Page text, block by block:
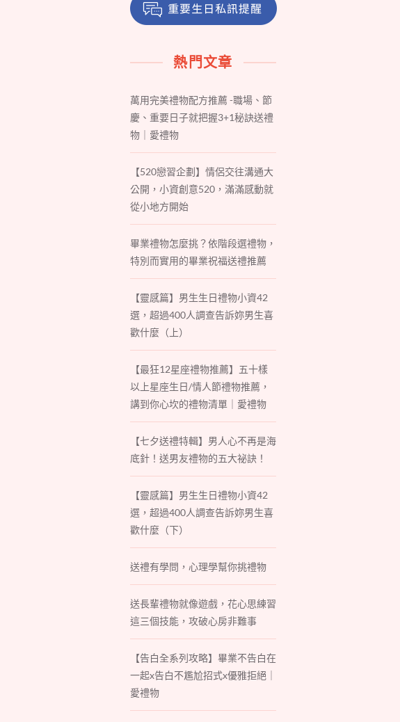
熱門文章
萬用完美禮物配方推薦 -職場、節
慶、重要日子就把握3+1秘訣送禮
物｜愛禮物
【520戀習企劃】情侶交往溝通大
公開，小資創意520，滿滿感動就
從小地方開始
畢業禮物怎麼挑？依階段選禮物，
特別而實用的畢業祝福送禮推薦
【靈感篇】男生生日禮物小資42
選，超過400人調查告訴妳男生喜
歡什麼（上）
【最狂12星座禮物推薦】五十樣
以上星座生日/情人節禮物推薦，
講到你心坎的禮物清單｜愛禮物
【七夕送禮特輯】男人心不再是海
底針！送男友禮物的五大祕訣！
【靈感篇】男生生日禮物小資42
選，超過400人調查告訴妳男生喜
歡什麼（下）
送禮有學問，心理學幫你挑禮物
送長輩禮物就像遊戲，花心思練習
這三個技能，攻破心房非難事
【告白全系列攻略】畢業不告白在
一起x告白不尷尬招式x優雅拒絕｜
愛禮物